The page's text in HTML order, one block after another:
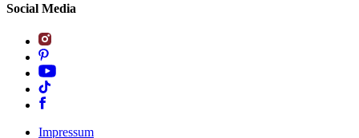
Social Media
Impressum